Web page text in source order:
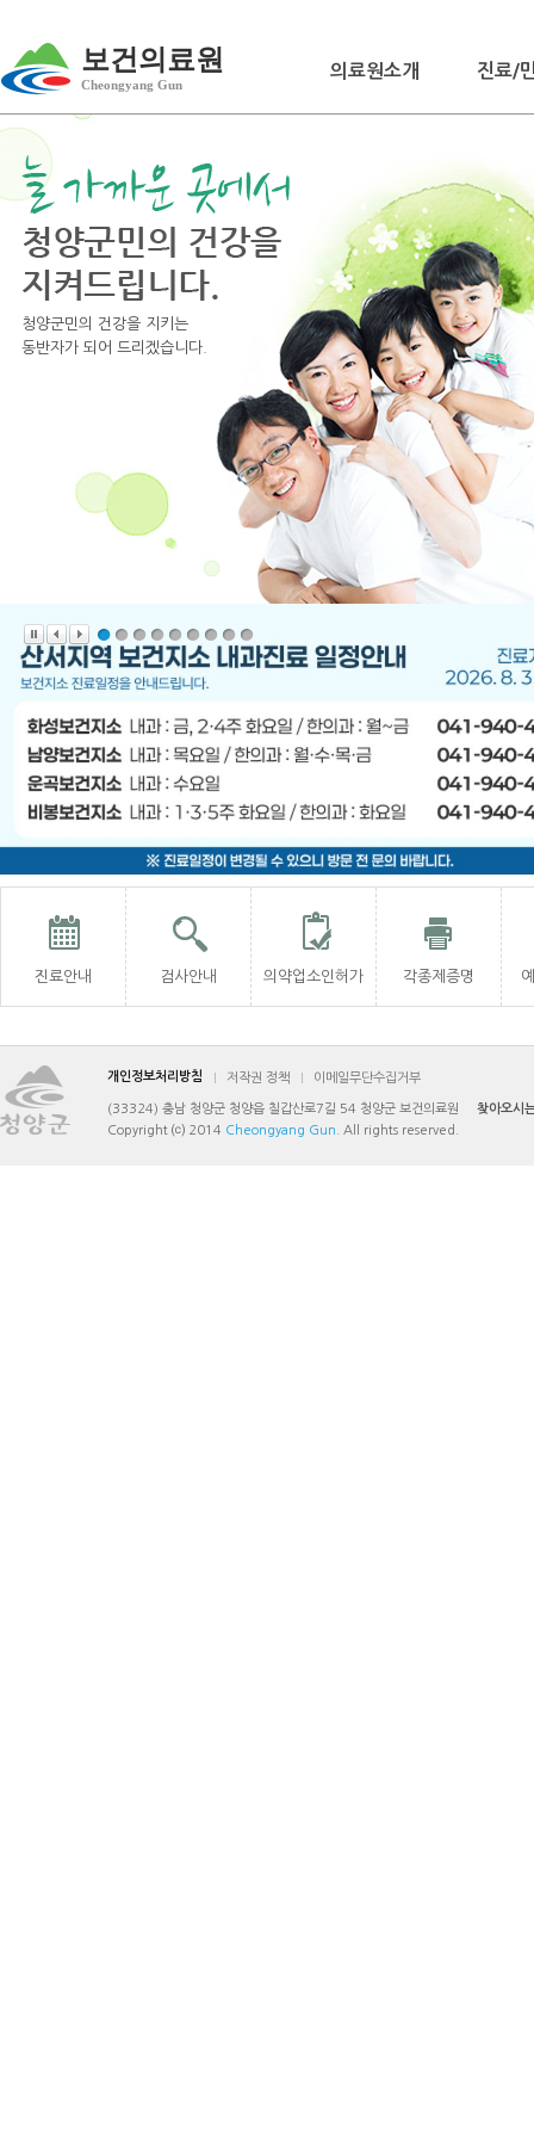
보건의료원
Cheongyang Gun
의료원소개 진료/
청양군민의 건강을 지키는
동반자가 되어 드리겠습니다.
진료안내 검사안내 의약업소인허가 각종제증명
개인정보처리방침 저작권 정책 이메일무단수집거부
(33324) 충남 청양군 청양읍 칠갑산로7길 54 청양군 보건의료원
찾아오시
Copyright ⒞ 2014 Cheongyang Gun . All rights reserved.